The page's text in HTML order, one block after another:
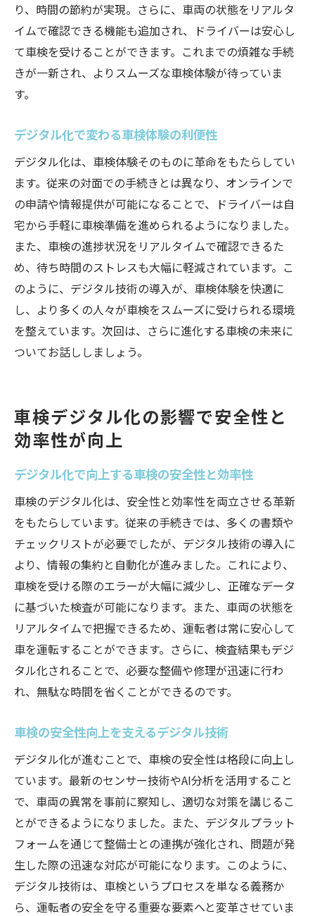
り、時間の節約が実現。さらに、車両の状態をリアルタ
イムで確認できる機能も追加され、ドライバーは安心し
て車検を受けることができます。これまでの煩雑な手続
きが一新され、よりスムーズな車検体験が待っていま
す。
デジタル化で変わる車検体験の利便性
デジタル化は、車検体験そのものに革命をもたらしてい
ます。従来の対面での手続きとは異なり、オンラインで
の申請や情報提供が可能になることで、ドライバーは自
宅から手軽に車検準備を進められるようになりました。
また、車検の進捗状況をリアルタイムで確認できるた
め、待ち時間のストレスも大幅に軽減されています。こ
のように、デジタル技術の導入が、車検体験を快適に
し、より多くの人々が車検をスムーズに受けられる環境
を整えています。次回は、さらに進化する車検の未来に
ついてお話ししましょう。
車検デジタル化の影響で安全性と
効率性が向上
デジタル化で向上する車検の安全性と効率性
車検のデジタル化は、安全性と効率性を両立させる革新
をもたらしています。従来の手続きでは、多くの書類や
チェックリストが必要でしたが、デジタル技術の導入に
より、情報の集約と自動化が進みました。これにより、
車検を受ける際のエラーが大幅に減少し、正確なデータ
に基づいた検査が可能になります。また、車両の状態を
リアルタイムで把握できるため、運転者は常に安心して
車を運転することができます。さらに、検査結果もデジ
タル化されることで、必要な整備や修理が迅速に行わ
れ、無駄な時間を省くことができるのです。
車検の安全性向上を支えるデジタル技術
デジタル化が進むことで、車検の安全性は格段に向上し
ています。最新のセンサー技術やAI分析を活用すること
で、車両の異常を事前に察知し、適切な対策を講じるこ
とができるようになりました。また、デジタルプラット
フォームを通じて整備士との連携が強化され、問題が発
生した際の迅速な対応が可能になります。このように、
デジタル技術は、車検というプロセスを単なる義務か
ら、運転者の安全を守る重要な要素へと変革させていま